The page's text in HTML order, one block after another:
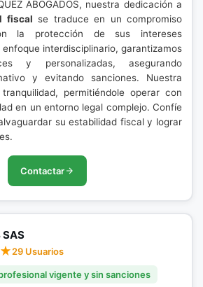
ABOGADOS, nuestra dedicación a
fiscal se traduce en un compromiso
la protección de sus intereses
interdisciplinario, garantizamos
y personalizadas, asegurando
y evitando sanciones. Nuestra
permitiéndole operar con
en un entorno legal complejo. Confíe
su estabilidad fiscal y lograr
Contactar
SAS
29 Usuarios
vigente y sin sanciones